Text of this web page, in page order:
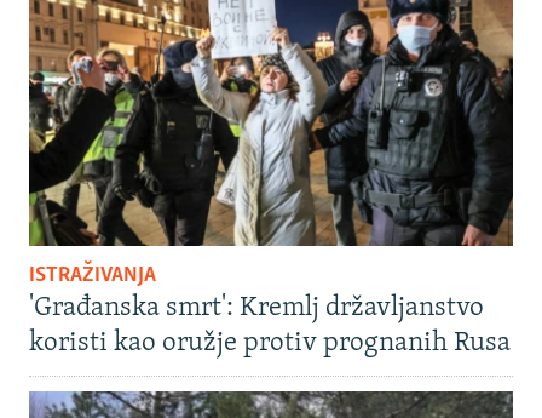
ISTRAŽIVANJA
'Građanska smrt': Kremlj državljanstvo
koristi kao oružje protiv prognanih Rusa